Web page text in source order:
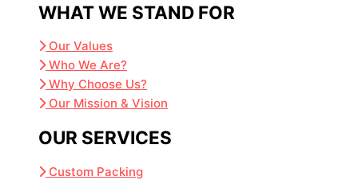
WHAT WE STAND FOR
Our Values
Who We Are?
Why Choose Us?
Our Mission & Vision
OUR SERVICES
Custom Packing